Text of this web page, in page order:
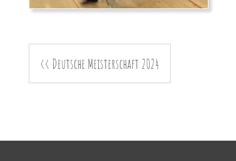
<< Deutsche Meisterschaft 2024